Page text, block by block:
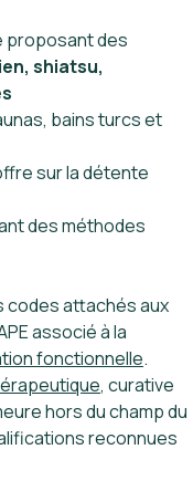
proposant des
shiatsu,
bains turcs et
sur la détente
des méthodes
codes attachés aux
associé à la
fonctionnelle.
, curative
hors du champ du
reconnues